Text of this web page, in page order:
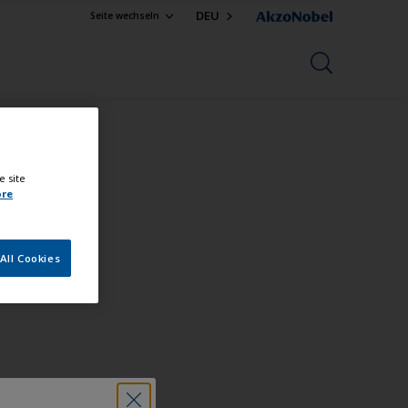
Seite wechseln DEU
site
Cookies